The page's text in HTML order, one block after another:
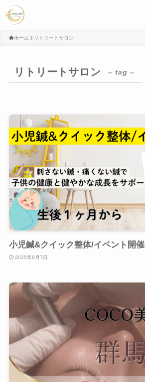
ホーム リトリートサロン
リトリートサロン – tag –
小児鍼&クイック整体/イベント開催
2025年9月7日